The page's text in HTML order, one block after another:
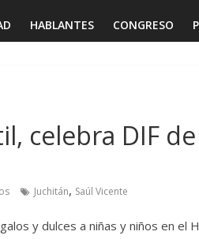
HABLANTES CONGRESO
celebra DIF
Juchitán, Saúl Vicente
y dulces a niñas y niños en el